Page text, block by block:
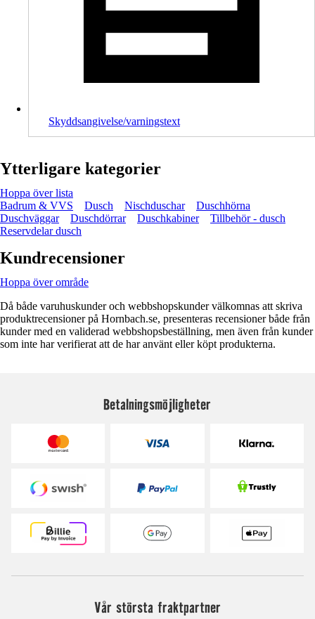
Skyddsangivelse/varningstext
Ytterligare kategorier
Hoppa över lista
Badrum & VVS
Dusch Nischduschar
Duschhörna
Duschväggar
Duschdörrar Duschkabiner
Tillbehör - dusch
Reservdelar dusch
Kundrecensioner
Hoppa över område
Då både varuhuskunder och webbshopskunder välkomnas att skriva
produktrecensioner på Hornbach.se, presenteras recensioner både från
kunder med en validerad webbshopsbeställning, men även från kunder
som inte har verifierat att de har använt eller köpt produkterna.
Betalningsmöjligheter
Vår största fraktpartner